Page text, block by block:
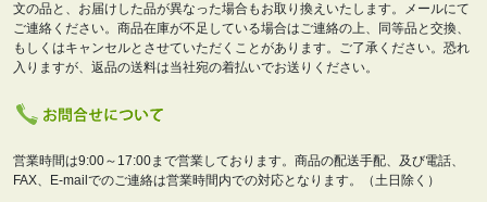
文の品と、お届けした品が異なった場合もお取り換えいたします。メールにて
ご連絡ください。商品在庫が不足している場合はご連絡の上、同等品と交換、
もしくはキャンセルとさせていただくことがあります。ご了承ください。恐れ
入りますが、返品の送料は当社宛の着払いでお送りください。
営業時間は9:00～17:00まで営業しております。商品の配送手配、及び電話、
FAX、E-mailでのご連絡は営業時間内での対応となります。（土日除く）